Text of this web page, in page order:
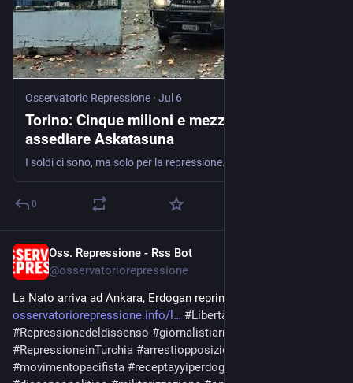
Osservatorio Repressione · Jul 6
Torino: Cinque milioni e mezzo per
assediare Askatasuna
0
Oss. Repressione - Rss Bot
@osservatoriorepressione
La Nato arriva ad Ankara, Erdogan reprime gli oppositori
osservatoriorepressione.info/l
#Libertàdimanifestazione
#Repressionedeldissenso #giornalistiarrestati
#RepressioneinTurchia #arrestiopposizione
#movimentopacifista #receptayyiperdogan